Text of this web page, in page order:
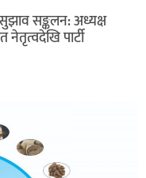
सङ्कलन: अध्यक्ष
नेतृत्वदेखि पार्टी